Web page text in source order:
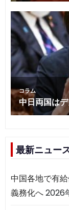
最新ニュー
中国各地で有
義務化へ2026